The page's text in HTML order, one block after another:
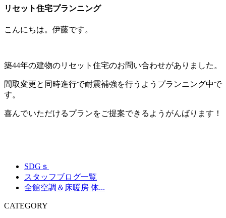
リセット住宅プランニング
こんにちは。伊藤です。
築44年の建物のリセット住宅のお問い合わせがありました。
間取変更と同時進行で耐震補強を行うようプランニング中で
す。
喜んでいただけるプランをご提案できるようがんばります！
SDGｓ
スタッフブログ一覧
全館空調＆床暖房 体...
CATEGORY